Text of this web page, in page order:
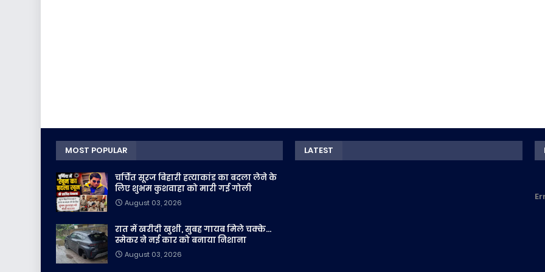
MOST POPULAR
चर्चित सूरज बिहारी हत्याकांड का बदला लेने के
लिए शुभम कुशवाहा को मारी गई गोली
August 03, 2026
रात में खरीदी खुशी, सुबह गायब मिले चक्के...
स्मेकर ने नई कार को बनाया निशाना
August 03, 2026
LATEST